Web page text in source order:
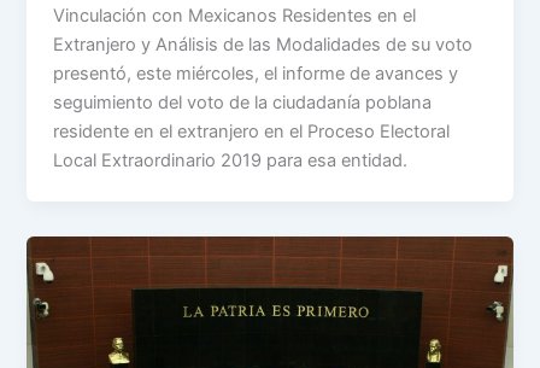
Vinculación con Mexicanos Residentes en el
Extranjero y Análisis de las Modalidades de su voto
presentó, este miércoles, el informe de avances y
seguimiento del voto de la ciudadanía poblana
residente en el extranjero en el Proceso Electoral
Local Extraordinario 2019 para esa entidad.